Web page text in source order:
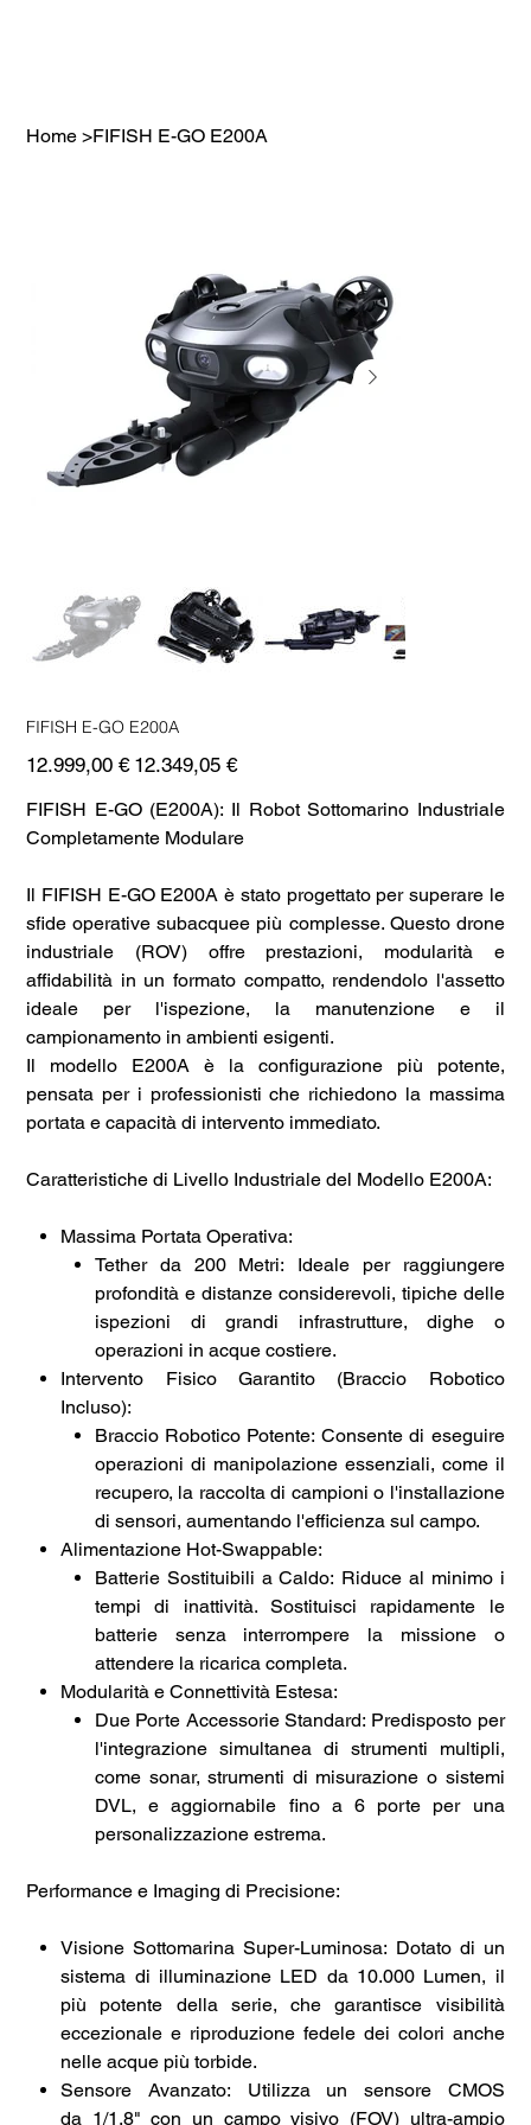
Home >FIFISH E-GO E200A
FIFISH E-GO E200A
Prezzo
originale
12.999,00 € Prezzo
scontato
12.349,05 €
FIFISH E-GO (E200A): Il Robot Sottomarino Industriale
Completamente Modulare
Il FIFISH E-GO E200A è stato progettato per superare le
sfide operative subacquee più complesse. Questo drone
industriale (ROV) offre prestazioni, modularità e
affidabilità in un formato compatto, rendendolo l'assetto
ideale per l'ispezione, la manutenzione e il
campionamento in ambienti esigenti.
Il modello E200A è la configurazione più potente,
pensata per i professionisti che richiedono la massima
portata e capacità di intervento immediato.
Caratteristiche di Livello Industriale del Modello E200A:
Massima Portata Operativa:
Tether da 200 Metri: Ideale per raggiungere
profondità e distanze considerevoli, tipiche delle
ispezioni di grandi infrastrutture, dighe o
operazioni in acque costiere.
Intervento Fisico Garantito (Braccio Robotico
Incluso):
Braccio Robotico Potente: Consente di eseguire
operazioni di manipolazione essenziali, come il
recupero, la raccolta di campioni o l'installazione
di sensori, aumentando l'efficienza sul campo.
Alimentazione Hot-Swappable:
Batterie Sostituibili a Caldo: Riduce al minimo i
tempi di inattività. Sostituisci rapidamente le
batterie senza interrompere la missione o
attendere la ricarica completa.
Modularità e Connettività Estesa:
Due Porte Accessorie Standard: Predisposto per
l'integrazione simultanea di strumenti multipli,
come sonar, strumenti di misurazione o sistemi
DVL, e aggiornabile fino a 6 porte per una
personalizzazione estrema.
Performance e Imaging di Precisione:
Visione Sottomarina Super-Luminosa: Dotato di un
sistema di illuminazione LED da 10.000 Lumen, il
più potente della serie, che garantisce visibilità
eccezionale e riproduzione fedele dei colori anche
nelle acque più torbide.
Sensore Avanzato: Utilizza un sensore CMOS
da 1/1.8" con un campo visivo (FOV) ultra-ampio